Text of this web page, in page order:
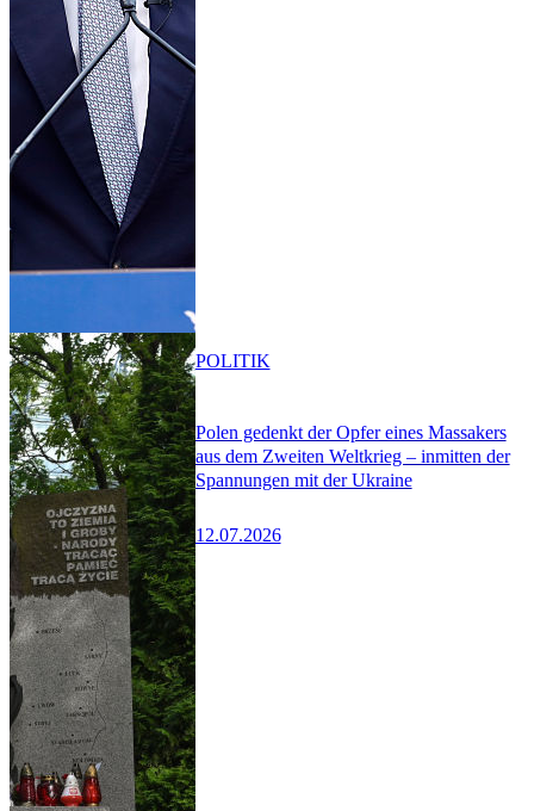
Polen gedenkt der Opfer eines Massakers
aus dem Zweiten Weltkrieg – inmitten der
Spannungen mit der Ukraine
12.07.2026
POLITIK